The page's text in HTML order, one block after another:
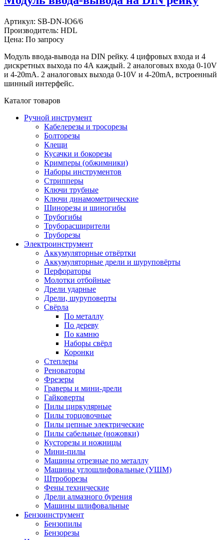
Артикул: SB-DN-IO6/6
Производитель: HDL
Цена: По запросу
Модуль ввода-вывода на DIN рейку. 4 цифровых входа и 4
дискретных выхода по 4А каждый. 2 аналоговых входа 0-10V
и 4-20mA. 2 аналоговых выхода 0-10V и 4-20mA, встроенный
шинный интерфейс.
Каталог товаров
Ручной инструмент
Кабелерезы и тросорезы
Болторезы
Клещи
Кусачки и бокорезы
Кримперы (обжимники)
Наборы инструментов
Стрипперы
Ключи трубные
Ключи динамометрические
Шинорезы и шиногибы
Трубогибы
Труборасширители
Труборезы
Электроинструмент
Аккумуляторные отвёртки
Аккумуляторные дрели и шуруповёрты
Перфораторы
Молотки отбойные
Дрели ударные
Дрели, шуруповерты
Свёрла
По металлу
По дереву
По камню
Наборы свёрл
Коронки
Степлеры
Реноваторы
Фрезеры
Граверы и мини-дрели
Гайковерты
Пилы циркулярные
Пилы торцовочные
Пилы цепные электрические
Пилы сабельные (ножовки)
Кусторезы и ножницы
Мини-пилы
Машины отрезные по металлу
Машины углошлифовальные (УШМ)
Штроборезы
Фены технические
Дрели алмазного бурения
Машины шлифовальные
Бензоинструмент
Бензопилы
Бензорезы